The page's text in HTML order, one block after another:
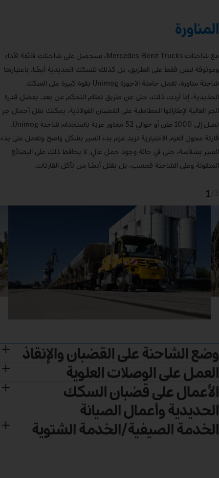
المناورة
مع شاحنات Mercedes‑Benz Trucks، ستحصل على شاحنات فائقة الأداء
وموثوقة ليس فقط على الطريق، بل كذلك للسكك الحديدية أيضًا. باعتبارها
شاحنة مناورة، تعمل حاملة الأجهزة Unimog بقوة كبيرة على السكك
الحديدية، إذا أردت ذلك، حتى عن طريق نظام التحكم عن بعد. بفضل قدرة
الجر العالية لإطاراتها المطاطية على القضبان الفولاذية، يمكنك نقل أحمال جر
تصل إلى 1000 طن أو حوالي 52 محاور عربة باستخدام شاحنة Unimog.
قارنة محول العزم الاختيارية تزيد عزم بدء السير بشكل واضح وتعمل على بدء
السير بسلاسة، حتى في حالة وجود حمل عالٍ. لا يحافظ ذلك على البضائع
المنقولة وعلى الشاحنة فحسب، بل يقلل أيضًا من تآكل القارنات.
1
وضع الشاحنة على القضبان والإنقاذ
العمل على الوصلات العلوية
الأعمال على قضبان السكك
الحديدية وأعمال الصيانة
الخدمة الصيفية/الخدمة الشتوية